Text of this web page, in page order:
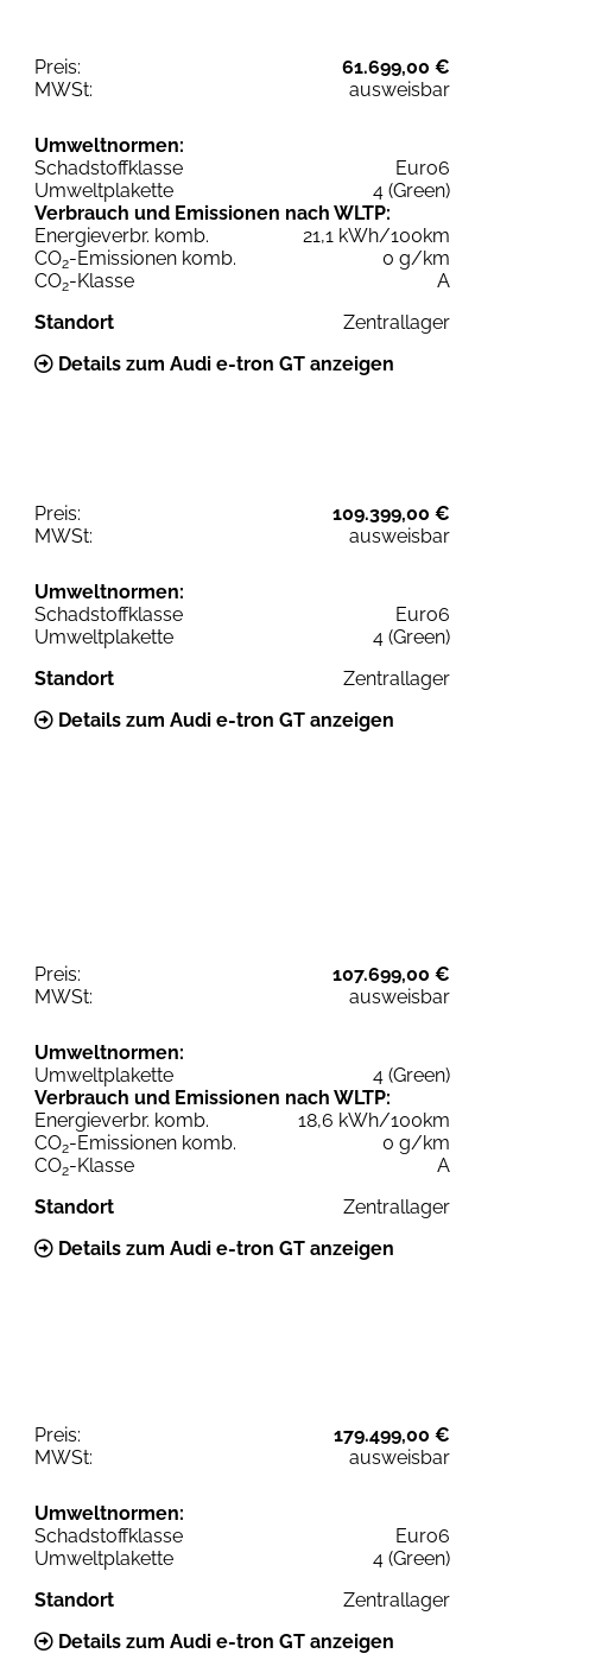
Preis:
61.699,00 €
MWSt:
ausweisbar
Umweltnormen:
Schadstoffklasse
Euro6
Umweltplakette
4 (Green)
Verbrauch und Emissionen nach WLTP:
Energieverbr. komb.
21,1 kWh/100km
CO2-Emissionen komb.
0 g/km
CO2-Klasse
A
Standort
Zentrallager
Details zum Audi e-tron GT anzeigen
Preis:
109.399,00 €
MWSt:
ausweisbar
Umweltnormen:
Schadstoffklasse
Euro6
Umweltplakette
4 (Green)
Standort
Zentrallager
Details zum Audi e-tron GT anzeigen
Preis:
107.699,00 €
MWSt:
ausweisbar
Umweltnormen:
Umweltplakette
4 (Green)
Verbrauch und Emissionen nach WLTP:
Energieverbr. komb.
18,6 kWh/100km
CO2-Emissionen komb.
0 g/km
CO2-Klasse
A
Standort
Zentrallager
Details zum Audi e-tron GT anzeigen
Preis:
179.499,00 €
MWSt:
ausweisbar
Umweltnormen:
Schadstoffklasse
Euro6
Umweltplakette
4 (Green)
Standort
Zentrallager
Details zum Audi e-tron GT anzeigen